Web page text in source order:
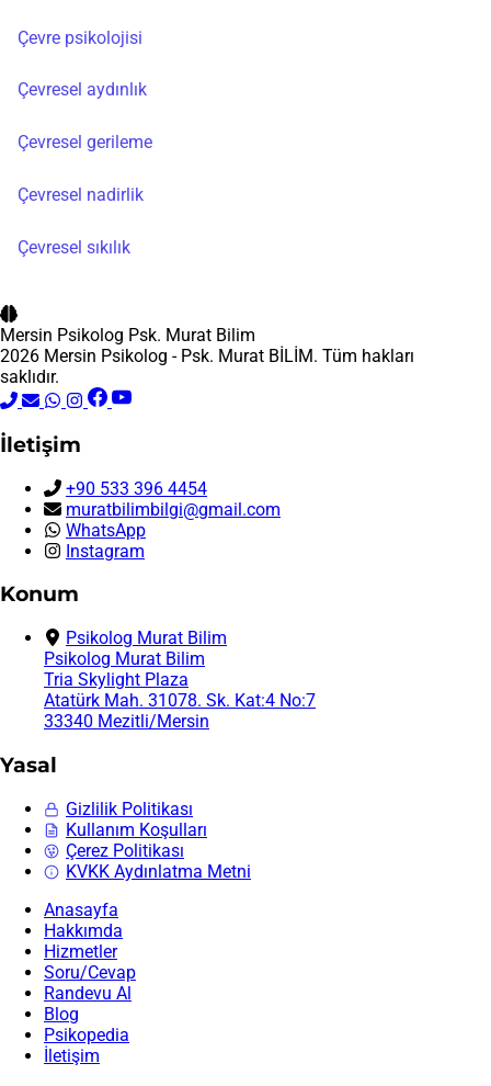
Çevre psikolojisi
Çevresel aydınlık
Çevresel gerileme
Çevresel nadirlik
Çevresel sıkılık
Mersin Psikolog Psk. Murat Bilim
2026 Mersin Psikolog - Psk. Murat BİLİM. Tüm hakları
saklıdır.
İletişim
+90 533 396 4454
muratbilimbilgi@gmail.com
WhatsApp
Instagram
Konum
Psikolog Murat Bilim
Psikolog Murat Bilim
Tria Skylight Plaza
Atatürk Mah. 31078. Sk. Kat:4 No:7
33340 Mezitli/Mersin
Yasal
Gizlilik Politikası
Kullanım Koşulları
Çerez Politikası
KVKK Aydınlatma Metni
Anasayfa
Hakkımda
Hizmetler
Soru/Cevap
Randevu Al
Blog
Psikopedia
İletişim